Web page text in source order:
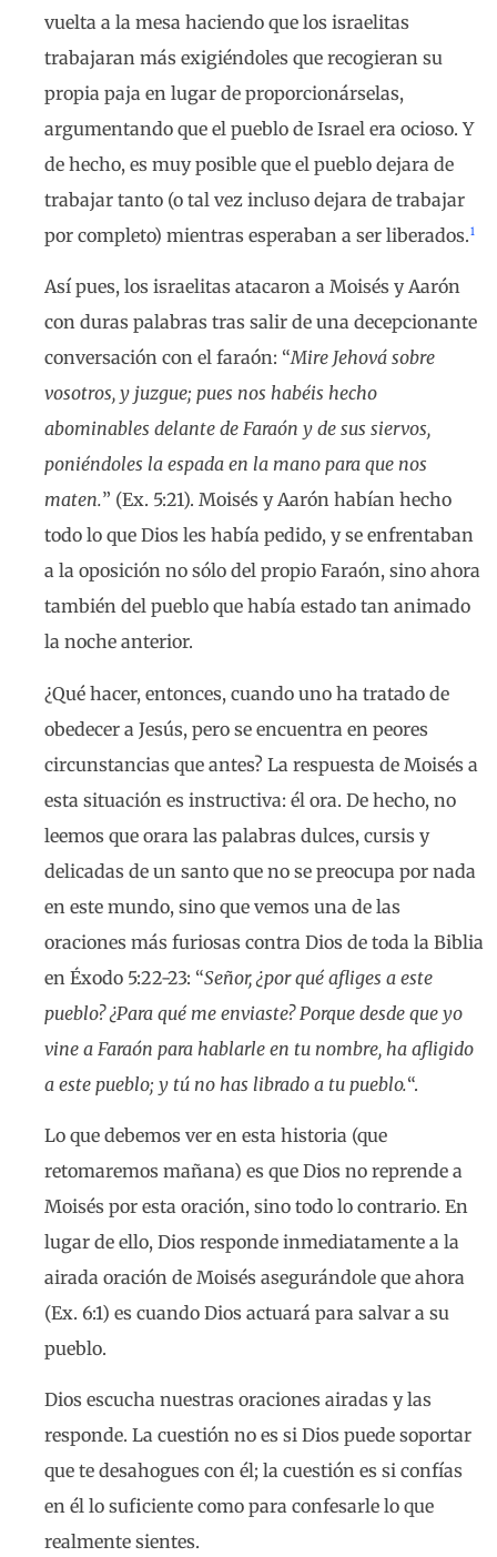
vuelta a la mesa haciendo que los israelitas
trabajaran más exigiéndoles que recogieran su
propia paja en lugar de proporcionárselas,
argumentando que el pueblo de Israel era ocioso. Y
de hecho, es muy posible que el pueblo dejara de
trabajar tanto (o tal vez incluso dejara de trabajar
por completo) mientras esperaban a ser liberados.1
Así pues, los israelitas atacaron a Moisés y Aarón
con duras palabras tras salir de una decepcionante
conversación con el faraón: “Mire Jehová sobre
vosotros, y juzgue; pues nos habéis hecho
abominables delante de Faraón y de sus siervos,
poniéndoles la espada en la mano para que nos
maten.” (Ex. 5:21). Moisés y Aarón habían hecho
todo lo que Dios les había pedido, y se enfrentaban
a la oposición no sólo del propio Faraón, sino ahora
también del pueblo que había estado tan animado
la noche anterior.
¿Qué hacer, entonces, cuando uno ha tratado de
obedecer a Jesús, pero se encuentra en peores
circunstancias que antes? La respuesta de Moisés a
esta situación es instructiva: él ora. De hecho, no
leemos que orara las palabras dulces, cursis y
delicadas de un santo que no se preocupa por nada
en este mundo, sino que vemos una de las
oraciones más furiosas contra Dios de toda la Biblia
en Éxodo 5:22-23: “Señor, ¿por qué afliges a este
pueblo? ¿Para qué me enviaste? Porque desde que yo
vine a Faraón para hablarle en tu nombre, ha afligido
a este pueblo; y tú no has librado a tu pueblo.“.
Lo que debemos ver en esta historia (que
retomaremos mañana) es que Dios no reprende a
Moisés por esta oración, sino todo lo contrario. En
lugar de ello, Dios responde inmediatamente a la
airada oración de Moisés asegurándole que ahora
(Ex. 6:1) es cuando Dios actuará para salvar a su
pueblo.
Dios escucha nuestras oraciones airadas y las
responde. La cuestión no es si Dios puede soportar
que te desahogues con él; la cuestión es si confías
en él lo suficiente como para confesarle lo que
realmente sientes.